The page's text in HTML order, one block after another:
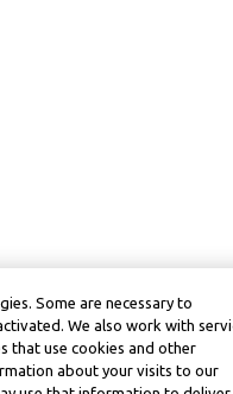
Some are necessary to
We also work with
that use cookies and other
about your visits to our